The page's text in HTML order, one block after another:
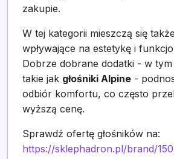
zakupie.
W tej kategorii mieszczą się
wpływające na estetykę i
Dobrze dobrane dodatki - w
takie jak głośniki Alpine -
odbiór komfortu, co często
wyższą cenę.
Sprawdź ofertę głośników na:
https://sklephadron.pl/brand/